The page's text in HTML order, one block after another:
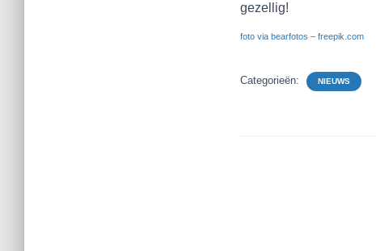
gezellig!
foto via bearfotos – freepik.com
Categorieën: NIEUWS